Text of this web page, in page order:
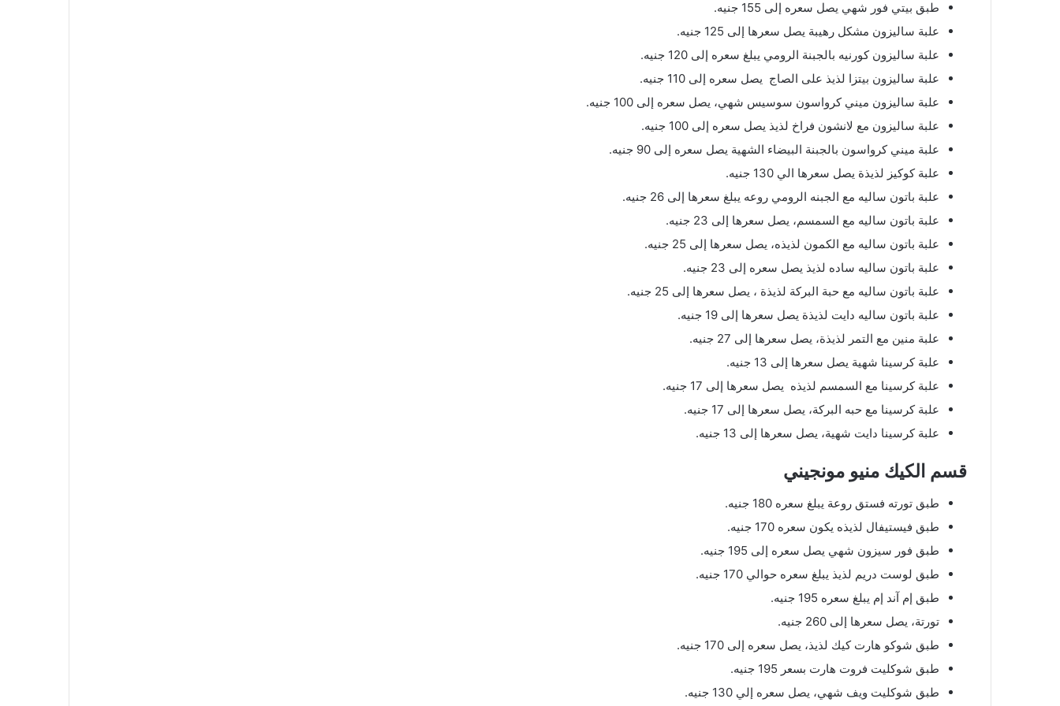
طبق بيتي فور شهي يصل سعره إلى 155 جنيه.
علبة ساليزون مشكل رهيبة يصل سعرها إلى 125 جنيه.
علبة ساليزون كورنيه بالجبنة الرومي يبلغ سعره إلى 120 جنيه.
علبة ساليزون بيتزا لذيذ على الصاج يصل سعره إلى 110 جنيه.
علبة ساليزون ميني كرواسون سوسيس شهي، يصل سعره إلى 100 جنيه.
علبة ساليزون مع لانشون فراخ لذيذ يصل سعره إلى 100 جنيه.
علبة ميني كرواسون بالجبنة البيضاء الشهية يصل سعره إلى 90 جنيه.
علبة كوكيز لذيذة يصل سعرها الي 130 جنيه.
علبة باتون ساليه مع الجبنه الرومي روعه يبلغ سعرها إلى 26 جنيه.
علبة باتون ساليه مع السمسم، يصل سعرها إلى 23 جنيه.
علبة باتون ساليه مع الكمون لذيذه، يصل سعرها إلى 25 جنيه.
علبة باتون ساليه ساده لذيذ يصل سعره إلى 23 جنيه.
علبة باتون ساليه مع حبة البركة لذيذة ، يصل سعرها إلى 25 جنيه.
علبة باتون ساليه دايت لذيذة يصل سعرها إلى 19 جنيه.
علبة منين مع التمر لذيذة، يصل سعرها إلى 27 جنيه.
علبة كرسينا شهية يصل سعرها إلى 13 جنيه.
علبة كرسينا مع السمسم لذيذه يصل سعرها إلى 17 جنيه.
علبة كرسينا مع حبه البركة، يصل سعرها إلى 17 جنيه.
علبة كرسينا دايت شهية، يصل سعرها إلى 13 جنيه.
قسم الكيك منيو مونجيني
طبق تورته فستق روعة يبلغ سعره 180 جنيه.
طبق فيستيفال لذيذه يكون سعره 170 جنيه.
طبق فور سيزون شهي يصل سعره إلى 195 جنيه.
طبق لوست دريم لذيذ يبلغ سعره حوالي 170 جنيه.
طبق إم آند إم يبلغ سعره 195 جنيه.
تورتة، يصل سعرها إلى 260 جنيه.
طبق شوكو هارت كيك لذيذ، يصل سعره إلى 170 جنيه.
طبق شوكليت فروت هارت بسعر 195 جنيه.
طبق شوكليت ويف شهي، يصل سعره إلي 130 جنيه.